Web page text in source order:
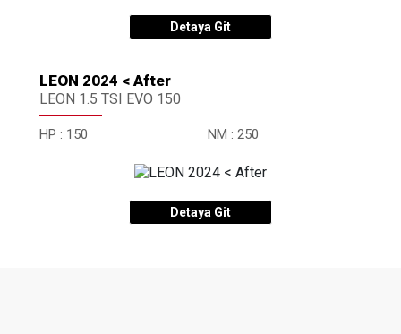
Detaya Git
LEON 2024 < After
LEON 1.5 TSI EVO 150
HP : 150 NM : 250
Detaya Git